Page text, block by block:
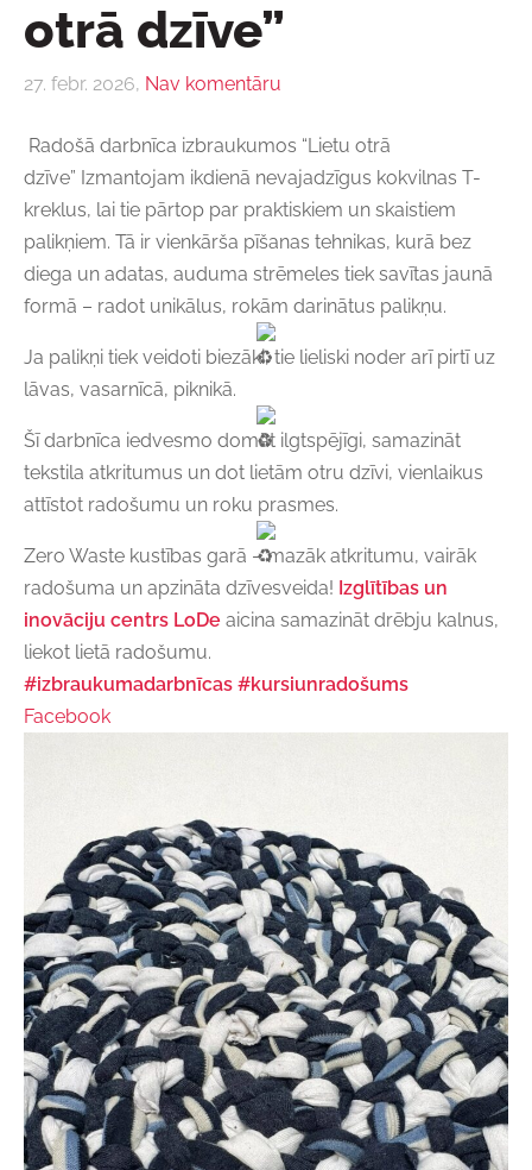
otrā dzīve”
27. febr. 2026, Nav komentāru
Radošā darbnīca izbraukumos “Lietu otrā
dzīve” Izmantojam ikdienā nevajadzīgus kokvilnas T-
kreklus, lai tie pārtop par praktiskiem un skaistiem
palikņiem. Tā ir vienkārša pīšanas tehnikas, kurā bez
diega un adatas, auduma strēmeles tiek savītas jaunā
formā – radot unikālus, rokām darinātus palikņu.
Ja palikņi tiek veidoti biezāki, tie lieliski noder arī pirtī uz
lāvas, vasarnīcā, piknikā.
Šī darbnīca iedvesmo domāt ilgtspējīgi, samazināt
tekstila atkritumus un dot lietām otru dzīvi, vienlaikus
attīstot radošumu un roku prasmes.
Zero Waste kustības garā – mazāk atkritumu, vairāk
radošuma un apzināta dzīvesveida! Izglītības un
inovāciju centrs LoDe aicina samazināt drēbju kalnus,
liekot lietā radošumu.
#izbraukumadarbnīcas #kursiunradošums
Facebook